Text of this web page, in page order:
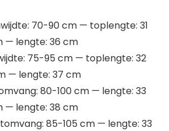
70-90 cm — toplengte: 31
— lengte: 36 cm
75-95 cm — toplengte: 32
— lengte: 37 cm
80-100 cm — lengte: 33
— lengte: 38 cm
85-105 cm — lengte: 33